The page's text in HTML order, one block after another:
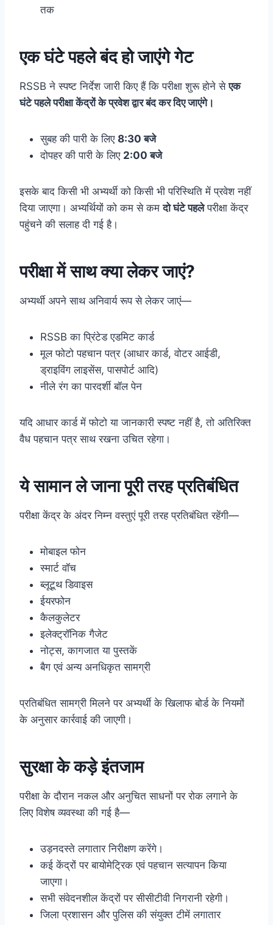
तक
एक घंटे पहले बंद हो जाएंगे गेट
RSSB ने स्पष्ट निर्देश जारी किए हैं कि परीक्षा शुरू होने सेएक
घंटे पहले परीक्षा केंद्रों के प्रवेश द्वार बंद कर दिए जाएंगे।
सुबह की पारी के लिए 8:30 बजे
दोपहर की पारी के लिए 2:00 बजे
इसके बाद किसी भी अभ्यर्थी को किसी भी परिस्थिति में प्रवेश नहीं
दिया जाएगा। अभ्यर्थियों को कम से कमदो घंटे पहलेपरीक्षा केंद्र
पहुंचने की सलाह दी गई है।
परीक्षा में साथ क्या लेकर जाएं?
अभ्यर्थी अपने साथ अनिवार्य रूप से लेकर जाएं—
RSSB का प्रिंटेड एडमिट कार्ड
मूल फोटो पहचान पत्र (आधार कार्ड, वोटर आईडी,
ड्राइविंग लाइसेंस, पासपोर्ट आदि)
नीले रंग का पारदर्शी बॉल पेन
यदि आधार कार्ड में फोटो या जानकारी स्पष्ट नहीं है, तो अतिरिक्त
वैध पहचान पत्र साथ रखना उचित रहेगा।
ये सामान ले जाना पूरी तरह प्रतिबंधित
परीक्षा केंद्र के अंदर निम्न वस्तुएं पूरी तरह प्रतिबंधित रहेंगी—
मोबाइल फोन
स्मार्ट वॉच
ब्लूटूथ डिवाइस
ईयरफोन
कैलकुलेटर
इलेक्ट्रॉनिक गैजेट
नोट्स, कागजात या पुस्तकें
बैग एवं अन्य अनधिकृत सामग्री
प्रतिबंधित सामग्री मिलने पर अभ्यर्थी के खिलाफ बोर्ड के नियमों
के अनुसार कार्रवाई की जाएगी।
सुरक्षा के कड़े इंतजाम
परीक्षा के दौरान नकल और अनुचित साधनों पर रोक लगाने के
लिए विशेष व्यवस्था की गई है—
उड़नदस्ते लगातार निरीक्षण करेंगे।
कई केंद्रों पर बायोमेट्रिक एवं पहचान सत्यापन किया
जाएगा।
सभी संवेदनशील केंद्रों पर सीसीटीवी निगरानी रहेगी।
जिला प्रशासन और पुलिस की संयुक्त टीमें लगातार